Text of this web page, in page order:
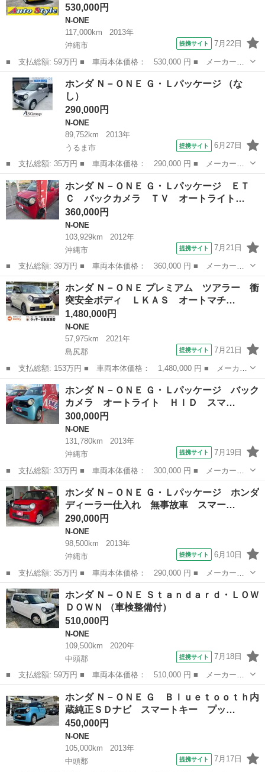
530,000円
N-ONE
117,000km
2013年
沖縄市
提携サイト 7月22日
■ 支払総額: 59万円 ■ 車両本体価格： 530,000 円 ■ メーカー
名： ホンダ ■ 車種名： Ｎ－ＯＮＥ ■ グレード名： プレミア
ム・Ｌパッケージ 県外中古車 ＴＶ ナビ バックカメラ Ｂｌｕ
ｅｔｏｏｔｈ ス...
沖縄 沖縄市 N-ONE
ホンダ Ｎ－ＯＮＥ Ｇ・Ｌパッケージ （な
し）
290,000円
N-ONE
89,752km
2013年
うるま市
提携サイト 6月27日
■ 支払総額: 35万円 ■ 車両本体価格： 290,000 円 ■ メーカー
名： ホンダ ■ 車種名： Ｎ－ＯＮＥ ■ グレード名： Ｇ・Ｌパ
ッケージ ■ 排気量： 660cc ■ ドア枚数： 5D ■ ミッション：
C...
沖縄 うるま市 N-ONE
ホンダ Ｎ－ＯＮＥ Ｇ・Ｌパッケージ ＥＴ
Ｃ バックカメラ ＴＶ オートライト…
360,000円
N-ONE
103,929km
2012年
沖縄市
提携サイト 7月21日
■ 支払総額: 39万円 ■ 車両本体価格： 360,000 円 ■ メーカー
名： ホンダ ■ 車種名： Ｎ－ＯＮＥ ■ グレード名： Ｇ・Ｌパ
ッケージ ＥＴＣ バックカメラ ＴＶ オートライト ＨＩＤ ス
マートキー アイ...
沖縄 沖縄市 N-ONE
ホンダ Ｎ－ＯＮＥ プレミアム ツアラー 衝
突安全ボディ ＬＫＡＳ オートマチ…
1,480,000円
N-ONE
57,975km
2021年
島尻郡
提携サイト 7月21日
■ 支払総額: 153万円 ■ 車両本体価格： 1,480,000 円 ■ メーカー
名： ホンダ ■ 車種名： Ｎ－ＯＮＥ ■ グレード名： プレミア
ム ツアラー 衝突安全ボディ ＬＫＡＳ オートマチックハイビー
ム Ｒカメ...
沖縄 島尻郡 N-ONE
ホンダ Ｎ－ＯＮＥ Ｇ・Ｌパッケージ バック
カメラ オートライト ＨＩＤ スマ…
300,000円
N-ONE
131,780km
2013年
沖縄市
提携サイト 7月19日
■ 支払総額: 33万円 ■ 車両本体価格： 300,000 円 ■ メーカー
名： ホンダ ■ 車種名： Ｎ－ＯＮＥ ■ グレード名： Ｇ・Ｌパ
ッケージ バックカメラ オートライト ＨＩＤ スマートキー ア
イドリングストッ...
沖縄 沖縄市 N-ONE
ホンダ Ｎ－ＯＮＥ Ｇ・Ｌパッケージ ホンダ
ディーラー仕入れ 無事故車 スマー…
290,000円
N-ONE
98,500km
2013年
沖縄市
提携サイト 6月10日
■ 支払総額: 35万円 ■ 車両本体価格： 290,000 円 ■ メーカー
名： ホンダ ■ 車種名： Ｎ－ＯＮＥ ■ グレード名： Ｇ・Ｌパ
ッケージ ホンダディーラー仕入れ 無事故車 スマートキー プッ
シュスタート ナ...
沖縄 沖縄市 N-ONE
ホンダ Ｎ－ＯＮＥ Ｓｔａｎｄａｒｄ・ＬＯＷ
ＤＯＷＮ （車検整備付）
510,000円
N-ONE
109,500km
2020年
中頭郡
提携サイト 7月18日
■ 支払総額: 59万円 ■ 車両本体価格： 510,000 円 ■ メーカー
名： ホンダ ■ 車種名： Ｎ－ＯＮＥ ■ グレード名： Ｓｔａｎ
ｄａｒｄ・ＬＯＷＤＯＷＮ ■ 排気量： 658cc ■ ドア枚数： 5D
■ ...
N-ONE
ホンダ Ｎ－ＯＮＥ Ｇ Ｂｌｕｅｔｏｏｔｈ内
蔵純正ＳＤナビ スマートキー プッ…
450,000円
N-ONE
105,000km
2013年
中頭郡
提携サイト 7月17日